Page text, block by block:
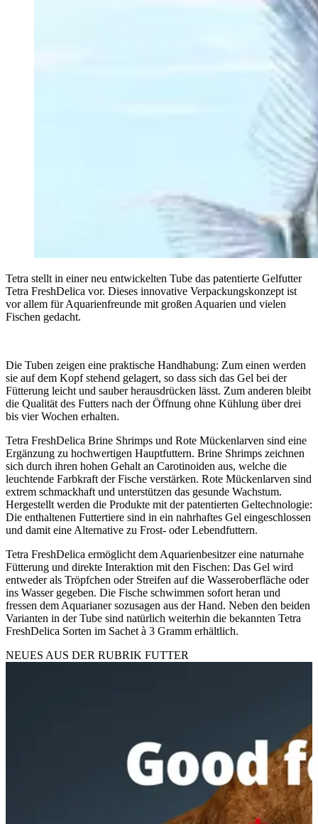
Tetra stellt in einer neu entwickelten Tube das patentierte Gelfutter
Tetra FreshDelica vor. Dieses innovative Verpackungskonzept ist
vor allem für Aquarienfreunde mit großen Aquarien und vielen
Fischen gedacht.
Die Tuben zeigen eine praktische Handhabung: Zum einen werden
sie auf dem Kopf stehend gelagert, so dass sich das Gel bei der
Fütterung leicht und sauber herausdrücken lässt. Zum anderen bleibt
die Qualität des Futters nach der Öffnung ohne Kühlung über drei
bis vier Wochen erhalten.
Tetra FreshDelica Brine Shrimps und Rote Mückenlarven sind eine
Ergänzung zu hochwertigen Hauptfuttern. Brine Shrimps zeichnen
sich durch ihren hohen Gehalt an Carotinoiden aus, welche die
leuchtende Farbkraft der Fische verstärken. Rote Mückenlarven sind
extrem schmackhaft und unterstützen das gesunde Wachstum.
Hergestellt werden die Produkte mit der patentierten Geltechnologie:
Die enthaltenen Futtertiere sind in ein nahrhaftes Gel eingeschlossen
und damit eine Alternative zu Frost- oder Lebendfuttern.
Tetra FreshDelica ermöglicht dem Aquarienbesitzer eine naturnahe
Fütterung und direkte Interaktion mit den Fischen: Das Gel wird
entweder als Tröpfchen oder Streifen auf die Wasseroberfläche oder
ins Wasser gegeben. Die Fische schwimmen sofort heran und
fressen dem Aquarianer sozusagen aus der Hand. Neben den beiden
Varianten in der Tube sind natürlich weiterhin die bekannten Tetra
FreshDelica Sorten im Sachet à 3 Gramm erhältlich.
NEUES AUS DER RUBRIK FUTTER